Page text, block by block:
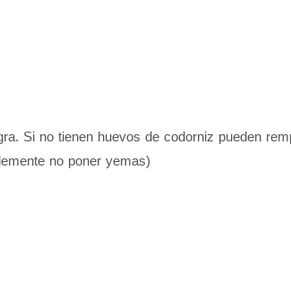
Si no tienen huevos de codorniz pueden
no poner yemas)